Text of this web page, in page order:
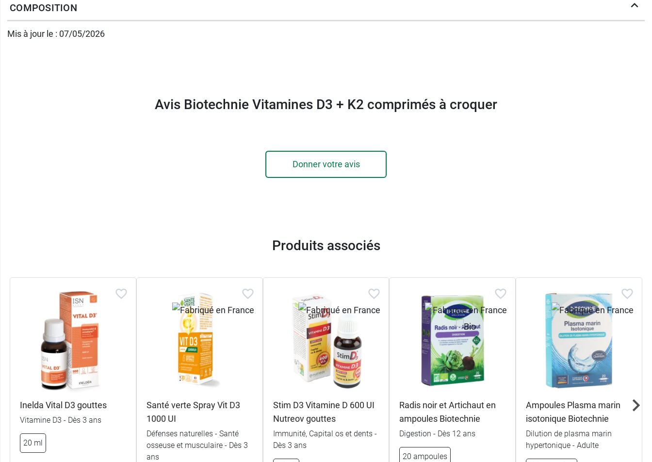
Vitamine D fonction des muscles
60 comprimés à croquer goût multifruits (1 par jour) - Poids net 11,23 g.
COMPOSITION
Mis à jour le : 07/05/2026
Avis Biotechnie Vitamines D3 + K2 comprimés à croquer
Donner votre avis
Produits associés
Inelda Vital D3 gouttes
Vitamine D3 - Dès 3 ans
20 ml
Santé verte Spray Vit D3
1000 UI
Défenses naturelles - Santé
osseuse et musculaire - Dès 3
ans
Stim D3 Vitamine D 600 UI
Nutreov gouttes
Immunité, Capital os et dents -
Dès 3 ans
Radis noir et Artichaut en
ampoules Biotechnie
Digestion - Dès 12 ans
20 ampoules
Ampoules Plasma marin
isotonique Biotechnie
Dilution de plasma marin
hypertonique - Adulte